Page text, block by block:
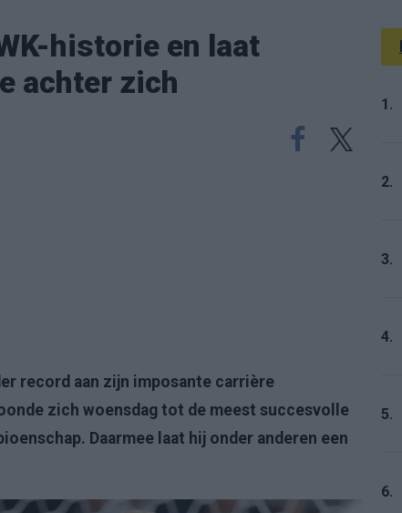
historie en laat
achter zich
record aan zijn imposante carrière
zich woensdag tot de meest succesvolle
Daarmee laat hij onder anderen een
1.
2.
3.
4.
5.
6.